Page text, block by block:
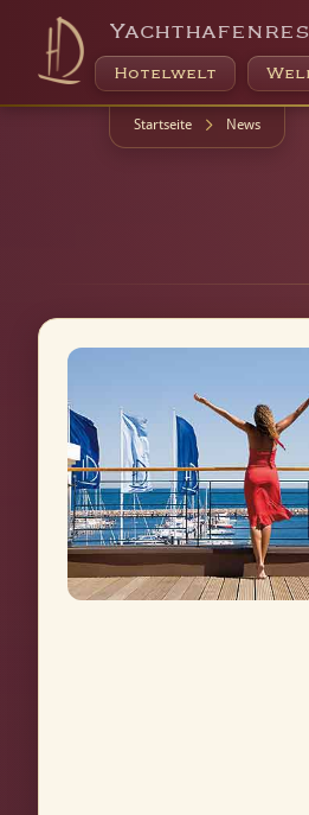
Hotelwelt
Startseite News